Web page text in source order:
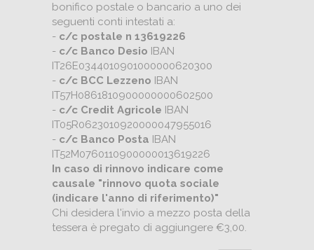
bonifico postale o bancario a uno dei
seguenti conti intestati a:
- c/c postale n 13619226
- c/c Banco Desio IBAN
IT26E0344010901000000620300
- c/c BCC Lezzeno IBAN
IT57H0861810900000000602500
- c/c Credit Agricole IBAN
IT05R0623010920000047955016
- c/c Banco Posta IBAN
IT52M0760110900000013619226
In caso di rinnovo indicare come
causale "rinnovo quota sociale
(indicare l'anno di riferimento)"
Chi desidera l'invio a mezzo posta della
tessera è pregato di aggiungere €3,00.